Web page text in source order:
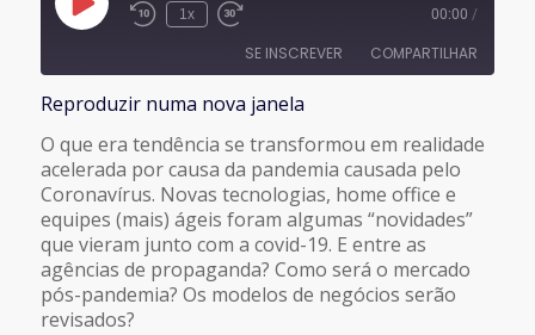
Reproduzir
episódio
1x 00:00 /
SE INSCREVER COMPARTILHAR
FEED RSS
LINK
INCORPORAR
Reproduzir numa nova janela
O que era tendência se transformou em realidade
acelerada por causa da pandemia causada pelo
Coronavírus. Novas tecnologias, home office e
equipes (mais) ágeis foram algumas “novidades”
que vieram junto com a covid-19. E entre as
agências de propaganda? Como será o mercado
pós-pandemia? Os modelos de negócios serão
revisados?